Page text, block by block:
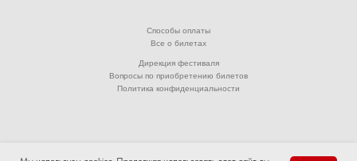
Способы оплаты
Дирекция фестиваля
Вопросы по приобретению билетов
Политика конфиденциальности
Все о билетах
© 2001-2026. Ассоциация «Дансе Оупен фестиваль (фестиваль Открытых Танцев)».